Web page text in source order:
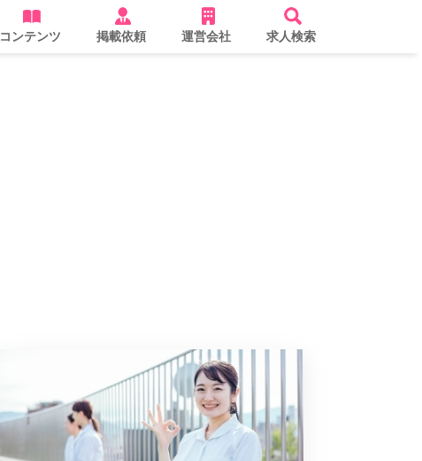
コンテンツ 掲載依頼 運営会社 求人検索